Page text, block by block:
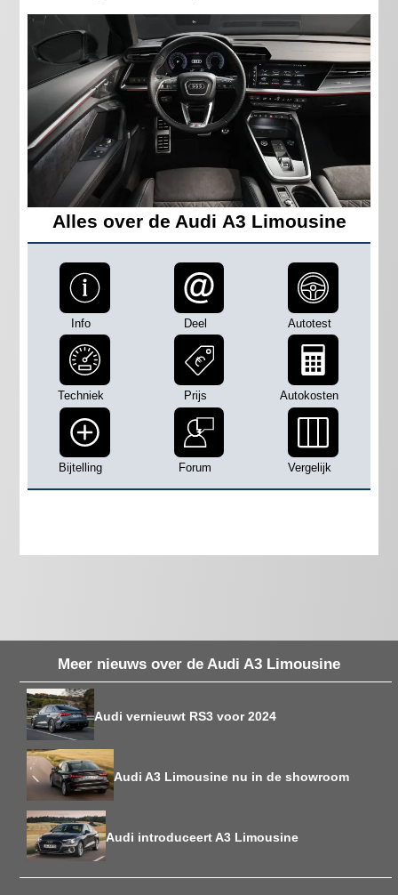
Alles over de Audi A3 Limousine
Info Deel Autotest
Techniek Prijs Autokosten
Bijtelling Forum Vergelijk
Meer nieuws over de Audi A3 Limousine
Audi vernieuwt RS3 voor 2024
Audi A3 Limousine nu in de showroom
Audi introduceert A3 Limousine